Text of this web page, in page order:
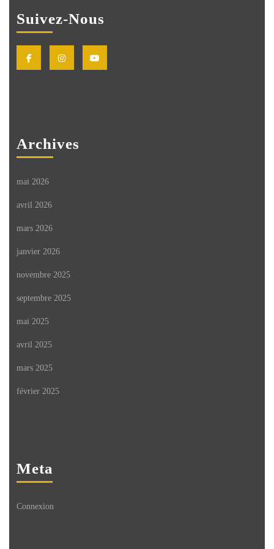
Suivez-Nous
Facebook Instagram
Archives
mai 2026
avril 2026
mars 2026
janvier 2026
novembre 2025
septembre 2025
mai 2025
avril 2025
mars 2025
février 2025
Meta
Connexion